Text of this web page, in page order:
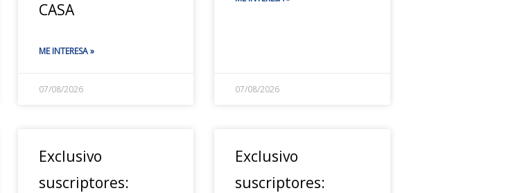
CASA
ME INTERESA »
07/08/2026 07/08/2026
Exclusivo
suscriptores:
Exclusivo
suscriptores: